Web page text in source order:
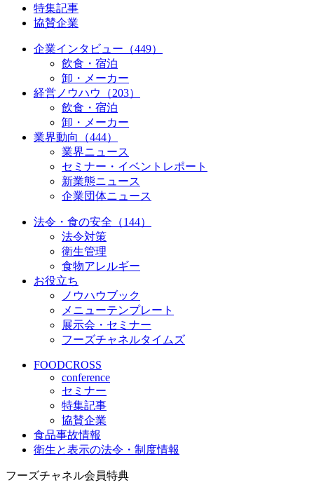
特集記事
協賛企業
企業インタビュー（449）
飲食・宿泊
卸・メーカー
経営ノウハウ（203）
飲食・宿泊
卸・メーカー
業界動向（444）
業界ニュース
セミナー・イベントレポート
新業態ニュース
企業団体ニュース
法令・食の安全（144）
法令対策
衛生管理
食物アレルギー
お役立ち
ノウハウブック
メニューテンプレート
展示会・セミナー
フーズチャネルタイムズ
FOODCROSS
conference
セミナー
特集記事
協賛企業
食品事故情報
衛生と表示の法令・制度情報
フーズチャネル会員特典